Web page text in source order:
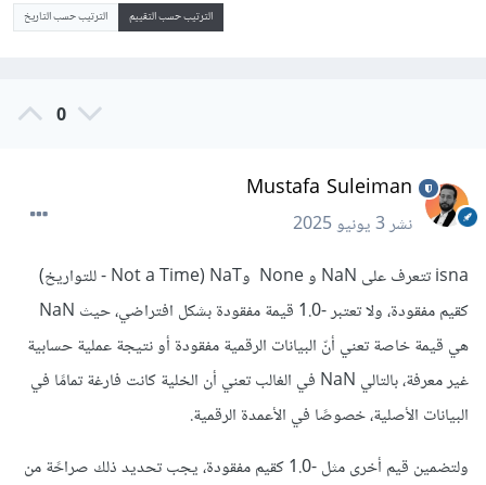
الترتيب حسب التقييم الترتيب حسب التاريخ
0
Mustafa Suleiman
نشر3 يونيو 2025
isna تتعرف على NaN و None وNaT (Not a Time - للتواريخ)
كقيم مفقودة، ولا تعتبر -1.0 قيمة مفقودة بشكل افتراضي، حيث NaN
هي قيمة خاصة تعني أنّ البيانات الرقمية مفقودة أو نتيجة عملية حسابية
غير معرفة، بالتالي NaN في الغالب تعني أن الخلية كانت فارغة تمامًا في
البيانات الأصلية، خصوصًا في الأعمدة الرقمية.
ولتضمين قيم أخرى مثل -1.0 كقيم مفقودة، يجب تحديد ذلك صراحًة من